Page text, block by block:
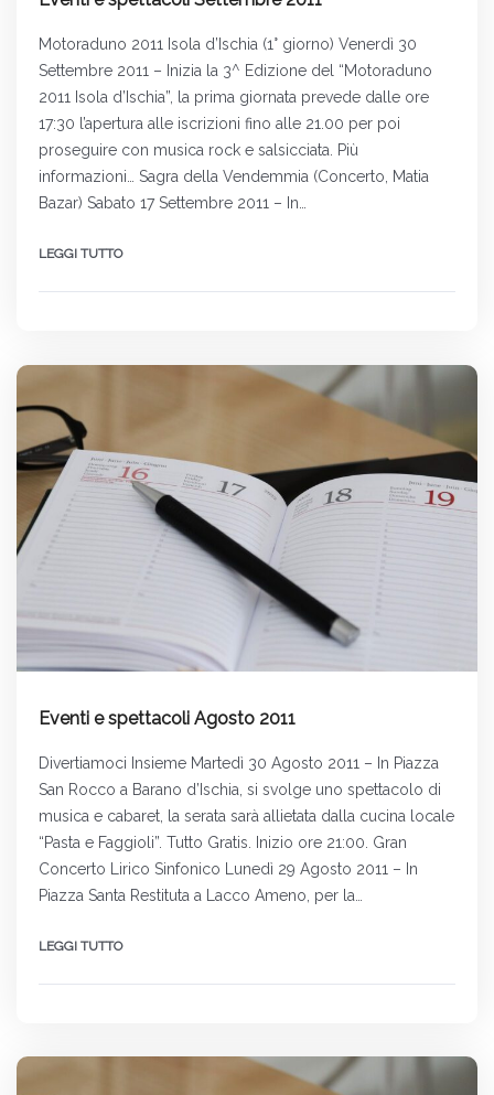
Motoraduno 2011 Isola d’Ischia (1° giorno) Venerdì 30
Settembre 2011 – Inizia la 3^ Edizione del “Motoraduno
2011 Isola d’Ischia”, la prima giornata prevede dalle ore
17:30 l’apertura alle iscrizioni fino alle 21.00 per poi
proseguire con musica rock e salsicciata. Più
informazioni… Sagra della Vendemmia (Concerto, Matia
Bazar) Sabato 17 Settembre 2011 – In…
LEGGI TUTTO
Eventi e spettacoli Agosto 2011
Divertiamoci Insieme Martedì 30 Agosto 2011 – In Piazza
San Rocco a Barano d’Ischia, si svolge uno spettacolo di
musica e cabaret, la serata sarà allietata dalla cucina locale
“Pasta e Faggioli”. Tutto Gratis. Inizio ore 21:00. Gran
Concerto Lirico Sinfonico Lunedì 29 Agosto 2011 – In
Piazza Santa Restituta a Lacco Ameno, per la…
LEGGI TUTTO